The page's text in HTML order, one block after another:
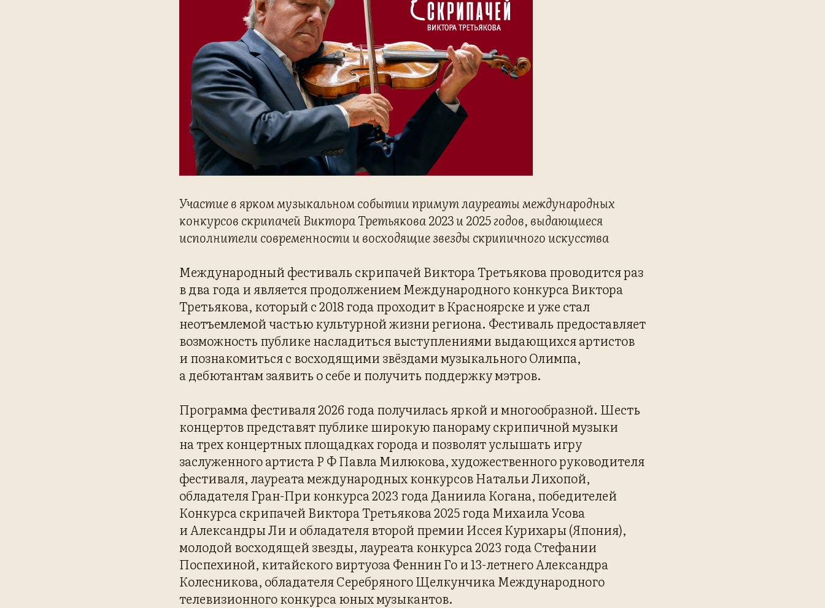
Участие в ярком музыкальном событии примут лауреаты международных
конкурсов скрипачей Виктора Третьякова 2023 и 2025 годов, выдающиеся
исполнители современности и восходящие звезды скрипичного искусства
Международный фестиваль скрипачей Виктора Третьякова проводится раз
в два года и является продолжением Международного конкурса Виктора
Третьякова, который с 2018 года проходит в Красноярске и уже стал
неотъемлемой частью культурной жизни региона. Фестиваль предоставляет
возможность публике насладиться выступлениями выдающихся артистов
и познакомиться с восходящими звёздами музыкального Олимпа,
а дебютантам заявить о себе и получить поддержку мэтров.
Программа фестиваля 2026 года получилась яркой и многообразной. Шесть
концертов представят публике широкую панораму скрипичной музыки
на трех концертных площадках города и позволят услышать игру
заслуженного артиста Р Ф Павла Милюкова, художественного руководителя
фестиваля, лауреата международных конкурсов Натальи Лихопой,
обладателя Гран-При конкурса 2023 года Даниила Когана, победителей
Конкурса скрипачей Виктора Третьякова 2025 года Михаила Усова
и Александры Ли и обладателя второй премии Иссея Курихары (Япония),
молодой восходящей звезды, лауреата конкурса 2023 года Стефании
Поспехиной, китайского виртуоза Феннин Го и 13-летнего Александра
Колесникова, обладателя Серебряного Щелкунчика Международного
телевизионного конкурса юных музыкантов.